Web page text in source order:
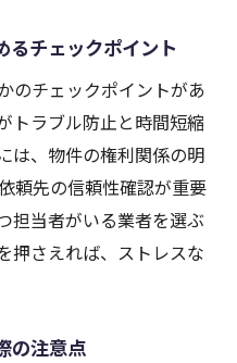
取業者の選び方まとめ
大阪市のコツ
高値で進めるポイン
ップにつながる工夫
タイミングと戦略
損しないコツを解説
るチェックポイント
のチェックポイントがあ
トラブル防止と時間短縮
は、物件の権利関係の明
頼先の信頼性確認が重要
担当者がいる業者を選ぶ
押さえれば、ストレスな
の注意点